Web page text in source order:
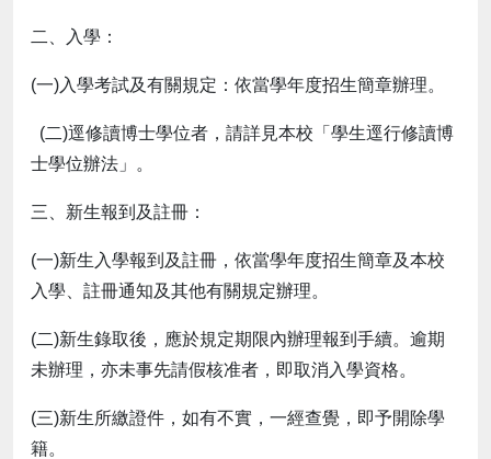
二、入學：
(一)入學考試及有關規定：依當學年度招生簡章辦理。
(二)逕修讀博士學位者，請詳見本校「學生逕行修讀博
士學位辦法」。
三、新生報到及註冊：
(一)新生入學報到及註冊，依當學年度招生簡章及本校
入學、註冊通知及其他有關規定辦理。
(二)新生錄取後，應於規定期限內辦理報到手續。逾期
未辦理，亦未事先請假核准者，即取消入學資格。
(三)新生所繳證件，如有不實，一經查覺，即予開除學
籍。